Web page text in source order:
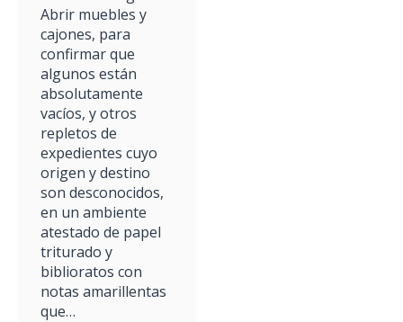
Abrir muebles y
cajones, para
confirmar que
algunos están
absolutamente
vacíos, y otros
repletos de
expedientes cuyo
origen y destino
son desconocidos,
en un ambiente
atestado de papel
triturado y
biblioratos con
notas amarillentas
que…